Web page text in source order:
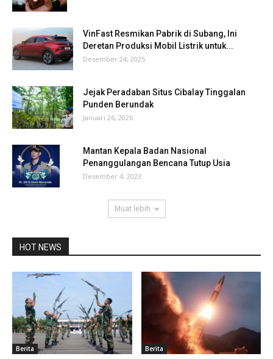
VinFast Resmikan Pabrik di Subang, Ini
Deretan Produksi Mobil Listrik untuk...
Desember 24, 2025
Jejak Peradaban Situs Cibalay Tinggalan
Punden Berundak
Januari 26, 2026
Mantan Kepala Badan Nasional
Penanggulangan Bencana Tutup Usia
Desember 4, 2023
Muat lebih
HOT NEWS
Berita Berita